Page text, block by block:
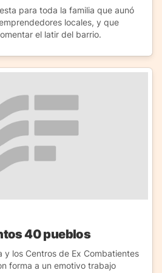
para toda la familia que aunó
locales, y que
el latir del barrio.
40 pueblos
y los Centros de Ex Combatientes
forma a un emotivo trabajo